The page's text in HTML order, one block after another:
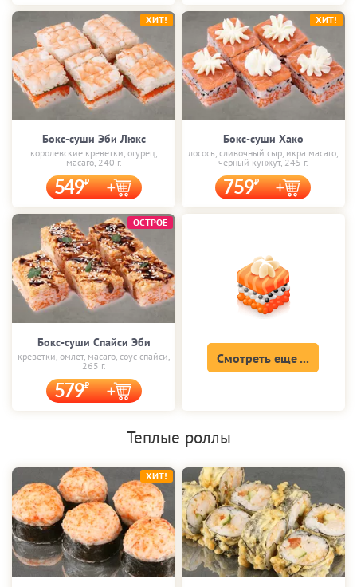
Бокс-суши Эби Люкс
королевские креветки, огурец,
масаго, 240 г.
549
ХИТ!
Бокс-суши Хако
лосось, сливочный сыр, икра масаго,
черный кунжут, 245 г.
759
ХИТ!
Бокс-суши Спайси Эби
креветки, омлет, масаго, соус спайси,
265 г.
579
ОСТРОЕ
Смотреть еще ...
Теплые роллы
ХИТ!